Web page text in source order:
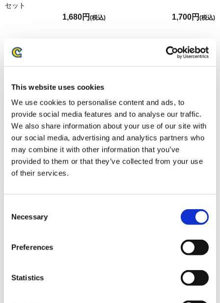
This website uses cookies
We use cookies to personalise content and ads, to
provide social media features and to analyse our traffic.
We also share information about your use of our site with
our social media, advertising and analytics partners who
may combine it with other information that you’ve
provided to them or that they’ve collected from your use
of their services.
Selection
Necessary
Preferences
Statistics
セット
1,680円 (税込) 1,700円 (税込)
モンスターハンター20周年-大狩
猟展- 湯呑み
モンスターハンター20周年-大狩
猟展- アクリルスタンド／アイス